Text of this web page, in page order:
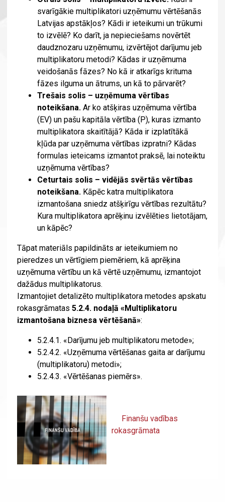
svarīgākie multiplikatori uzņēmumu vērtēšanās
Latvijas apstākļos? Kādi ir ieteikumi un trūkumi
to izvēlē? Ko darīt, ja nepieciešams novērtēt
daudznozaru uzņēmumu, izvērtējot darījumu jeb
multiplikatoru metodi? Kādas ir uzņēmuma
veidošanās fāzes? No kā ir atkarīgs krituma
fāzes ilguma un ātrums, un kā to pārvarēt?
Trešais solis – uzņēmuma vērtības
noteikšana.Ar ko atšķiras uzņēmuma vērtība
(EV) un pašu kapitāla vērtība (P), kuras izmanto
multiplikatora skaitītājā? Kāda ir izplatītākā
kļūda par uzņēmuma vērtības izpratni? Kādas
formulas ieteicams izmantot praksē, lai noteiktu
uzņēmuma vērtības?
Ceturtais solis – vidējās svērtās vērtības
noteikšana.Kāpēc katra multiplikatora
izmantošana sniedz atšķirīgu vērtības rezultātu?
Kura multiplikatora aprēķinu izvēlēties lietotājam,
un kāpēc?
Tāpat materiāls papildināts ar ieteikumiem no
pieredzes un vērtīgiem piemēriem, kā aprēķina
uzņēmuma vērtību un kā vērtē uzņēmumu, izmantojot
dažādus multiplikatorus.
Izmantojiet detalizēto multiplikatora metodes apskatu
rokasgrāmatas 5.2.4. nodaļā «Multiplikatoru
izmantošana biznesa vērtēšanā»:
5.2.4.1. «Darījumu jeb multiplikatoru metode»;
5.2.4.2. «Uzņēmuma vērtēšanas gaita ar darījumu
(multiplikatoru) metodi»;
5.2.4.3. «Vērtēšanas piemērs».
Finanšu vadības
rokasgrāmata